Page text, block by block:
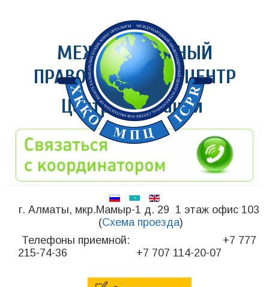
МЕЖДУНАРОДНЫЙ
ПРАВОЗАЩИТНЫЙ ЦЕНТР
Центр медиации
г. Алматы, мкр.Мамыр-1 д. 29 1 этаж офис 103
(Схема проезда)
Телефоны приемной: +7 777
215-74-36 +7 707 114-20-07